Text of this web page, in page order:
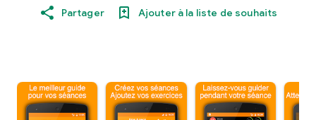
Partager Ajouter à la liste de souhaits